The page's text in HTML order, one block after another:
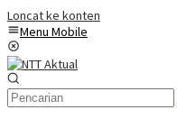
Loncat ke konten
Menu Mobile